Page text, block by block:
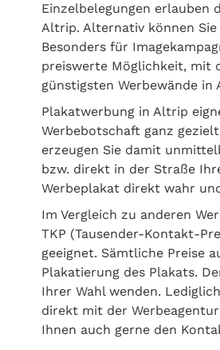
Einzelbelegungen erlauben
Altrip. Alternativ können
Besonders für
preiswerte Möglichkeit, mit
günstigsten Werbewände in
Plakatwerbung in Altrip
Werbebotschaft ganz
erzeugen Sie damit
bzw. direkt in der Straße
Werbeplakat direkt wahr
Im Vergleich zu anderen
TKP (Tausender-Kontakt-
geeignet. Sämtliche Preise
Plakatierung des Plakats.
Ihrer Wahl wenden.
direkt mit der
Ihnen auch gerne den